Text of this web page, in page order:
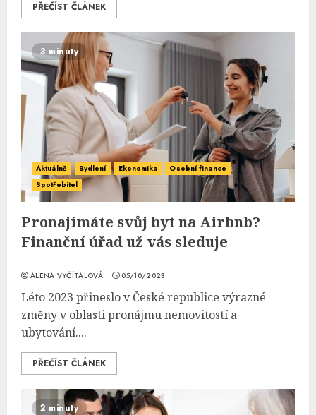
PŘEČÍST ČLÁNEK
3 minuty
Aktuálně Bydlení Ekonomika
Osobní finance
Spotřebitel
Pronajímáte svůj byt na Airbnb?
Finanční úřad už vás sleduje
ALENA VYČÍTALOVÁ 05/10/2023
Léto 2023 přineslo v České republice výrazné
změny v oblasti pronájmu nemovitostí a
ubytování....
PŘEČÍST ČLÁNEK
2 minuty